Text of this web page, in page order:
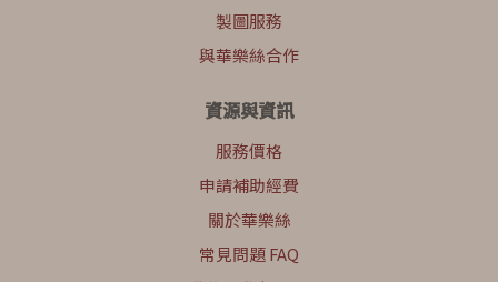
製圖服務
與華樂絲合作
資源與資訊
服務價格
申請補助經費
關於華樂絲
常見問題 FAQ